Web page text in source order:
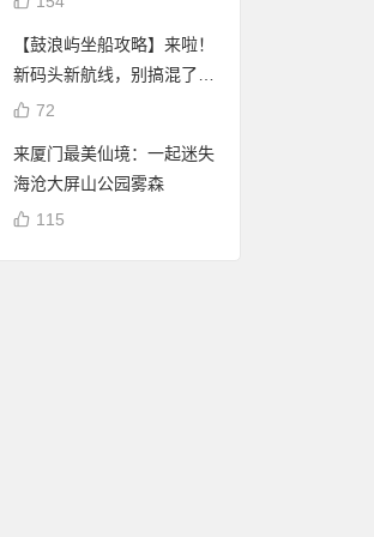
【鼓浪屿坐船攻略】来啦！
新码头新航线，别搞混了
哦！72
来厦门最美仙境：一起迷失
海沧大屏山公园雾森
115